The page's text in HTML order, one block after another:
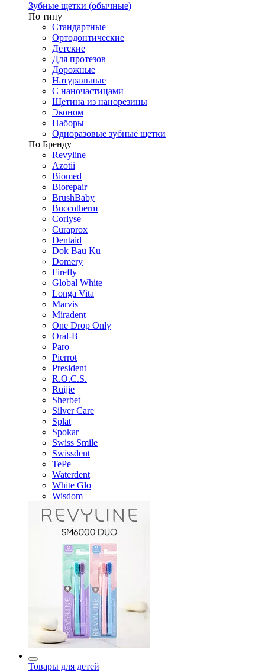
Зубные щетки (обычные)
По типу
Стандартные
Ортодонтические
Детские
Для протезов
Дорожные
Натуральные
С наночастицами
Щетина из нанорезины
Эконом
Наборы
Одноразовые зубные щетки
По Бренду
Revyline
Azotii
Biomed
Biorepair
BrushBaby
Buccotherm
Corlyse
Curaprox
Dentaid
Dok Bau Ku
Domery
Firefly
Global White
Longa Vita
Marvis
Miradent
One Drop Only
Oral-B
Paro
Pierrot
President
R.O.C.S.
Ruijie
Sherbet
Silver Care
Splat
Spokar
Swiss Smile
Swissdent
TePe
Waterdent
White Glo
Wisdom
Товары для детей